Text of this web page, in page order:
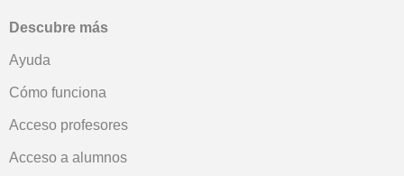
Descubre más
Ayuda
Cómo funciona
Acceso profesores
Acceso a alumnos